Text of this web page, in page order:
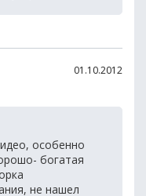
01.10.2012
особенно
богатая
не нашел